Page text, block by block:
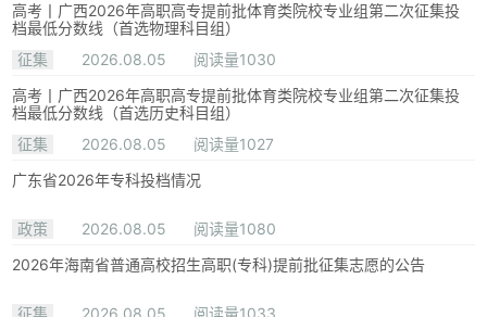
高考丨广西2026年高职高专提前批体育类院校专业组第二次征集投
档最低分数线（首选物理科目组）
征集
2026.08.05
阅读量1030
高考丨广西2026年高职高专提前批体育类院校专业组第二次征集投
档最低分数线（首选历史科目组）
征集
2026.08.05
阅读量1027
广东省2026年专科投档情况
政策 2026.08.05
阅读量1080
2026年海南省普通高校招生高职(专科)提前批征集志愿的公告